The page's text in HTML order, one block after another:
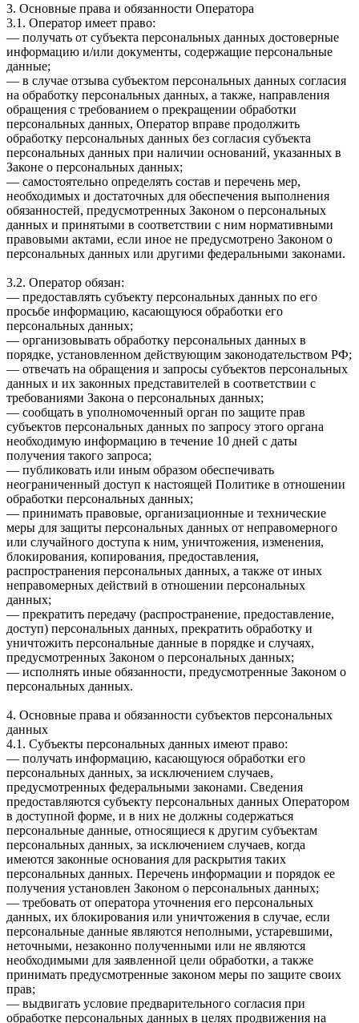
3. Основные права и обязанности Оператора
3.1. Оператор имеет право:
— получать от субъекта персональных данных достоверные
информацию и/или документы, содержащие персональные
данные;
— в случае отзыва субъектом персональных данных согласия
на обработку персональных данных, а также, направления
обращения с требованием о прекращении обработки
персональных данных, Оператор вправе продолжить
обработку персональных данных без согласия субъекта
персональных данных при наличии оснований, указанных в
Законе о персональных данных;
— самостоятельно определять состав и перечень мер,
необходимых и достаточных для обеспечения выполнения
обязанностей, предусмотренных Законом о персональных
данных и принятыми в соответствии с ним нормативными
правовыми актами, если иное не предусмотрено Законом о
персональных данных или другими федеральными законами.
3.2. Оператор обязан:
— предоставлять субъекту персональных данных по его
просьбе информацию, касающуюся обработки его
персональных данных;
— организовывать обработку персональных данных в
порядке, установленном действующим законодательством РФ;
— отвечать на обращения и запросы субъектов персональных
данных и их законных представителей в соответствии с
требованиями Закона о персональных данных;
— сообщать в уполномоченный орган по защите прав
субъектов персональных данных по запросу этого органа
необходимую информацию в течение 10 дней с даты
получения такого запроса;
— публиковать или иным образом обеспечивать
неограниченный доступ к настоящей Политике в отношении
обработки персональных данных;
— принимать правовые, организационные и технические
меры для защиты персональных данных от неправомерного
или случайного доступа к ним, уничтожения, изменения,
блокирования, копирования, предоставления,
распространения персональных данных, а также от иных
неправомерных действий в отношении персональных
данных;
— прекратить передачу (распространение, предоставление,
доступ) персональных данных, прекратить обработку и
уничтожить персональные данные в порядке и случаях,
предусмотренных Законом о персональных данных;
— исполнять иные обязанности, предусмотренные Законом о
персональных данных.
4. Основные права и обязанности субъектов персональных
данных
4.1. Субъекты персональных данных имеют право:
— получать информацию, касающуюся обработки его
персональных данных, за исключением случаев,
предусмотренных федеральными законами. Сведения
предоставляются субъекту персональных данных Оператором
в доступной форме, и в них не должны содержаться
персональные данные, относящиеся к другим субъектам
персональных данных, за исключением случаев, когда
имеются законные основания для раскрытия таких
персональных данных. Перечень информации и порядок ее
получения установлен Законом о персональных данных;
— требовать от оператора уточнения его персональных
данных, их блокирования или уничтожения в случае, если
персональные данные являются неполными, устаревшими,
неточными, незаконно полученными или не являются
необходимыми для заявленной цели обработки, а также
принимать предусмотренные законом меры по защите своих
прав;
— выдвигать условие предварительного согласия при
обработке персональных данных в целях продвижения на